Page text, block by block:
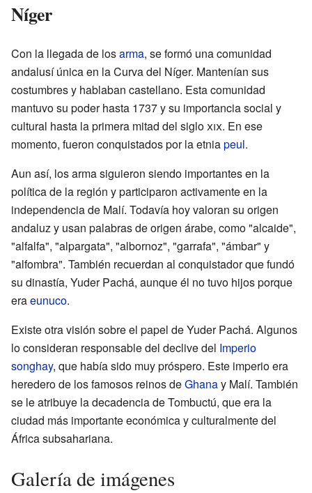
Níger
Con la llegada de losarma, se formó una comunidad
andalusí única en la Curva del Níger. Mantenían sus
costumbres y hablaban castellano. Esta comunidad
mantuvo su poder hasta 1737 y su importancia social y
cultural hasta la primera mitad del sigloxix. En ese
momento, fueron conquistados por la etniapeul.
Aun así, los arma siguieron siendo importantes en la
política de la región y participaron activamente en la
independencia de Malí. Todavía hoy valoran su origen
andaluz y usan palabras de origen árabe, como "alcaide",
"alfalfa", "alpargata", "albornoz", "garrafa", "ámbar" y
"alfombra". También recuerdan al conquistador que fundó
su dinastía, Yuder Pachá, aunque él no tuvo hijos porque
eraeunuco.
Existe otra visión sobre el papel de Yuder Pachá. Algunos
lo consideran responsable del declive del Imperio
songhay, que había sido muy próspero. Este imperio era
heredero de los famosos reinos deGhanay Malí. También
se le atribuye la decadencia de Tombuctú, que era la
ciudad más importante económica y culturalmente del
África subsahariana.
Galería de imágenes